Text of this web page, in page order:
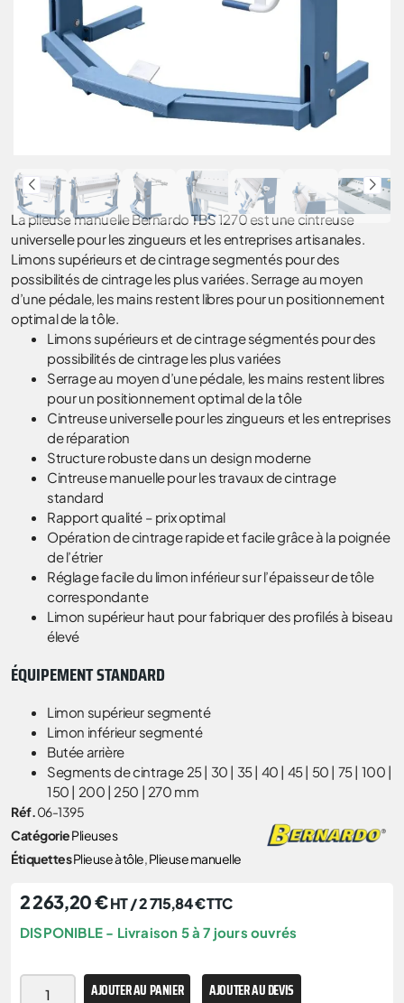
La plieuse manuelle Bernardo TBS 1270 est une cintreuse
universelle pour les zingueurs et les entreprises artisanales.
Limons supérieurs et de cintrage segmentés pour des
possibilités de cintrage les plus variées. Serrage au moyen
d’une pédale, les mains restent libres pour un positionnement
optimal de la tôle.
Limons supérieurs et de cintrage ségmentés pour des
possibilités de cintrage les plus variées
Serrage au moyen d’une pédale, les mains restent libres
pour un positionnement optimal de la tôle
Cintreuse universelle pour les zingueurs et les entreprises
de réparation
Structure robuste dans un design moderne
Cintreuse manuelle pour les travaux de cintrage
standard
Rapport qualité – prix optimal
Opération de cintrage rapide et facile grâce à la poignée
de l’étrier
Réglage facile du limon inférieur sur l’épaisseur de tôle
correspondante
Limon supérieur haut pour fabriquer des profilés à biseau
élevé
ÉQUIPEMENT STANDARD
Limon supérieur segmenté
Limon inférieur segmenté
Butée arrière
Segments de cintrage 25 | 30 | 35 | 40 | 45 | 50 | 75 | 100 |
150 | 200 | 250 | 270 mm
Réf.06-1395
CatégoriePlieuses
ÉtiquettesPlieuse à tôle,Plieuse manuelle
2 263,20€HT /2 715,84€TTC
DISPONIBLE - Livraison 5 à 7 jours ouvrés
AJOUTER AU PANIER AJOUTER AU DEVIS